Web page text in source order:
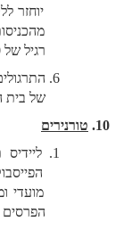
יוחזר ללקוחה 50% מסכום הרכישה. (
של בית הספר,
טורנירים
הפרסים בהתאם